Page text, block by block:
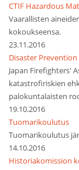
CTIF Hazardous
Vaarallisten
kokoukseensa.
23.11.2016
Disaster
Japan Firefighters'
katastrofiriskien
palokuntalaisten
19.10.2016
Tuomarikoulutus
Tuomarikoulutus
14.10.2016
Historiakomission